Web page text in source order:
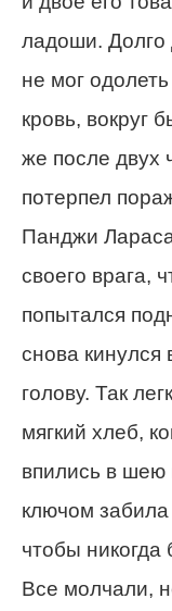
ладоши. Долго
не мог
кровь, вокруг
же после двух
потерпел
Панджи
своего врага,
попытался
снова кинулся
голову. Так
мягкий хлеб,
впились в шею
ключом забила
чтобы никогда
Все молчали,